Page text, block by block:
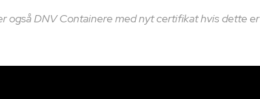
også DNV Containere med nyt certifikat hvis dette er